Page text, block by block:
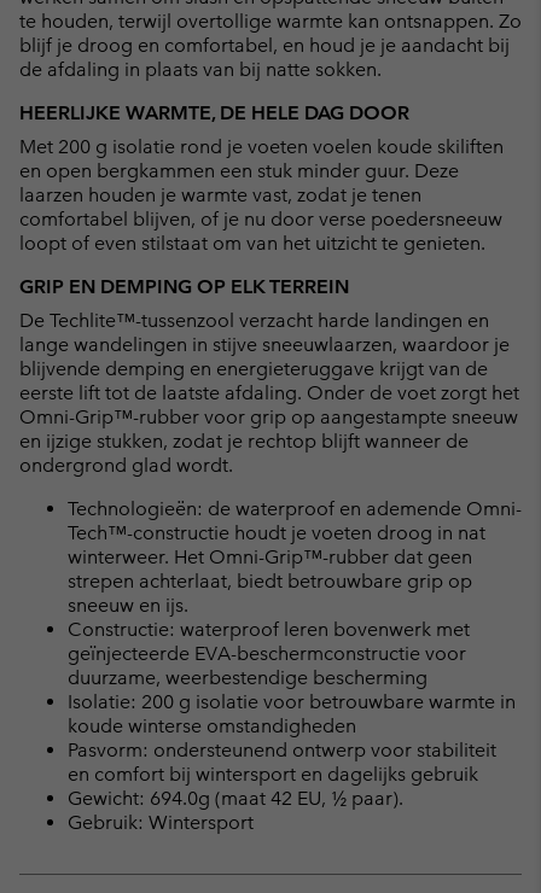
te houden, terwijl overtollige warmte kan ontsnappen. Zo
blijf je droog en comfortabel, en houd je je aandacht bij
de afdaling in plaats van bij natte sokken.
HEERLIJKE WARMTE, DE HELE DAG DOOR
Met 200 g isolatie rond je voeten voelen koude skiliften
en open bergkammen een stuk minder guur. Deze
laarzen houden je warmte vast, zodat je tenen
comfortabel blijven, of je nu door verse poedersneeuw
loopt of even stilstaat om van het uitzicht te genieten.
GRIP EN DEMPING OP ELK TERREIN
De Techlite™-tussenzool verzacht harde landingen en
lange wandelingen in stijve sneeuwlaarzen, waardoor je
blijvende demping en energieteruggave krijgt van de
eerste lift tot de laatste afdaling. Onder de voet zorgt het
Omni-Grip™-rubber voor grip op aangestampte sneeuw
en ijzige stukken, zodat je rechtop blijft wanneer de
ondergrond glad wordt.
Technologieën: de waterproof en ademende Omni-
Tech™-constructie houdt je voeten droog in nat
winterweer. Het Omni-Grip™-rubber dat geen
strepen achterlaat, biedt betrouwbare grip op
sneeuw en ijs.
Constructie: waterproof leren bovenwerk met
geïnjecteerde EVA-beschermconstructie voor
duurzame, weerbestendige bescherming
Isolatie: 200 g isolatie voor betrouwbare warmte in
koude winterse omstandigheden
Pasvorm: ondersteunend ontwerp voor stabiliteit
en comfort bij wintersport en dagelijks gebruik
Gewicht: 694.0g (maat 42 EU, ½ paar).
Gebruik: Wintersport